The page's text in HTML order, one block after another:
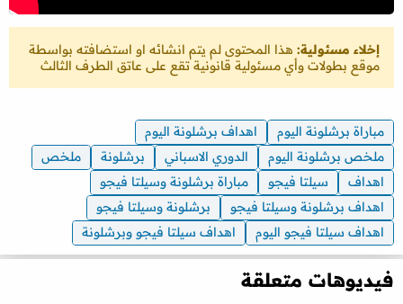
إخلاء مسئولية: هذا المحتوى لم يتم انشائه او استضافته بواسطة
موقع بطولات وأي مسئولية قانونية تقع على عاتق الطرف الثالث
مباراة برشلونة اليوم
اهداف برشلونة اليوم
ملخص برشلونة اليوم
الدوري الاسباني برشلونة
ملخص
اهداف
سيلتا فيجو
مباراة برشلونة وسيلتا فيجو
اهداف برشلونة وسيلتا فيجو
برشلونة وسيلتا فيجو
اهداف سيلتا فيجو اليوم
اهداف سيلتا فيجو وبرشلونة
فيديوهات متعلقة